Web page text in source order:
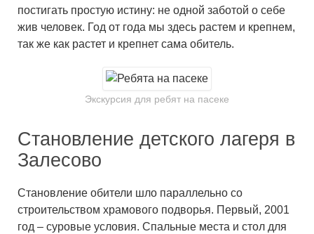
постигать простую истину: не одной заботой о себе
жив человек. Год от года мы здесь растем и крепнем,
так же как растет и крепнет сама обитель.
Экскурсия для ребят на пасеке
Становление детского лагеря в
Залесово
Становление обители шло параллельно со
строительством храмового подворья. Первый, 2001
год – суровые условия. Спальные места и стол для